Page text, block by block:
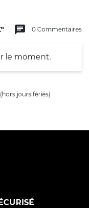
chat 0 Commentaires
le moment.
jours fériés)